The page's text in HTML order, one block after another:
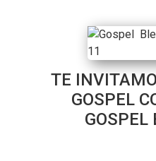
TE
GOSPEL
GOSPEL